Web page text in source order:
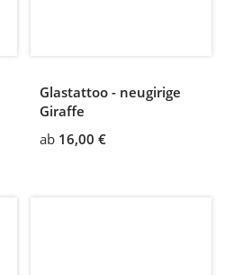
Glastattoo - neugirige
Giraffe
ab 16,00 €